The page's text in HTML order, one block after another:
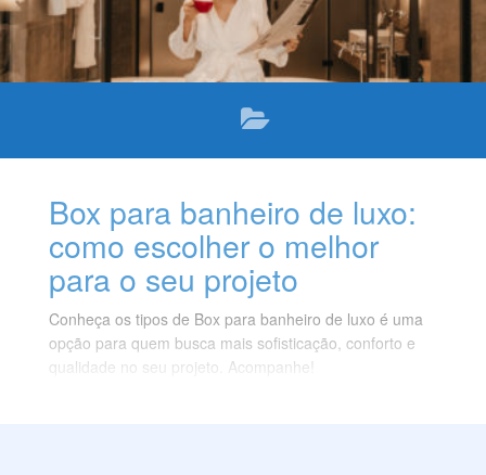
Box para banheiro de luxo:
como escolher o melhor
para o seu projeto
Conheça os tipos de Box para banheiro de luxo é uma
opção para quem busca mais sofisticação, conforto e
qualidade no seu projeto. Acompanhe!